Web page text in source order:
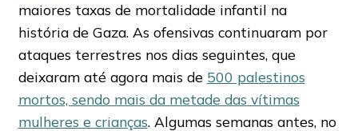
maiores taxas de mortalidade infantil na
história de Gaza. As ofensivas continuaram por
ataques terrestres nos dias seguintes, que
deixaram até agora mais de 500 palestinos
mortos, sendo mais da metade das vítimas
mulheres e crianças. Algumas semanas antes, no